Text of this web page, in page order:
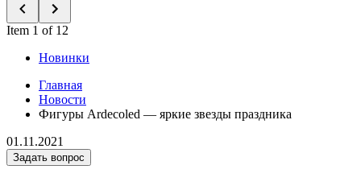
Item 1 of 12
Новинки
Главная
Новости
Фигуры Ardecoled — яркие звезды праздника
01.11.2021
Задать вопрос